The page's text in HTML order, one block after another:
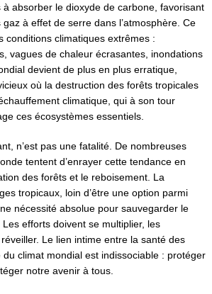
absorber le dioxyde de carbone, favorisant
gaz à effet de serre dans l’atmosphère. Ce
conditions climatiques extrêmes :
vagues de chaleur écrasantes, inondations
devient de plus en plus erratique,
où la destruction des forêts tropicales
climatique, qui à son tour
ces écosystèmes essentiels.
n’est pas une fatalité. De nombreuses
tentent d’enrayer cette tendance en
des forêts et le reboisement. La
tropicaux, loin d’être une option parmi
nécessité absolue pour sauvegarder le
efforts doivent se multiplier, les
Le lien intime entre la santé des
climat mondial est indissociable : protéger
notre avenir à tous.